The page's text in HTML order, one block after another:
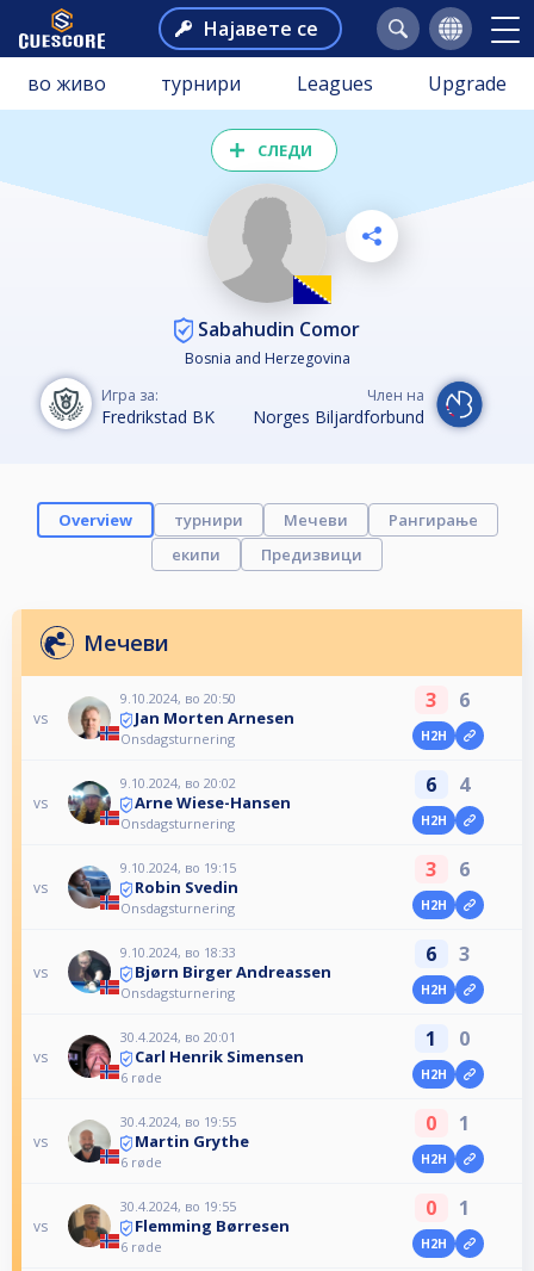
Најавете се
во живо турнири Leagues Upgrade
СЛЕДИ
Sabahudin Comor
Bosnia and Herzegovina
Игра за:
Fredrikstad BK
Член на
Norges Biljardforbund
Overview турнири Мечеви
Рангирање
екипи
Предизвици
Мечеви
vs
9.10.2024, во 20:50
Jan Morten Arnesen
Onsdagsturnering
3 6
H2H
vs
9.10.2024, во 20:02
Arne Wiese-Hansen
Onsdagsturnering
6 4
H2H
vs
9.10.2024, во 19:15
Robin Svedin
Onsdagsturnering
3 6
H2H
vs
9.10.2024, во 18:33
Bjørn Birger Andreassen
Onsdagsturnering
6 3
H2H
vs
30.4.2024, во 20:01
Carl Henrik Simensen
6 røde
1 0
H2H
vs
30.4.2024, во 19:55
Martin Grythe
6 røde
0 1
H2H
vs
30.4.2024, во 19:55
Flemming Børresen
6 røde
0 1
H2H